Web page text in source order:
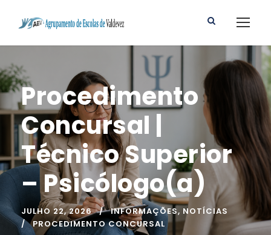
Procedimento
Concursal |
Técnico Superior
– Psicólogo(a)
JULHO 22, 2026 INFORMAÇÕES, NOTÍCIAS
PROCEDIMENTO CONCURSAL